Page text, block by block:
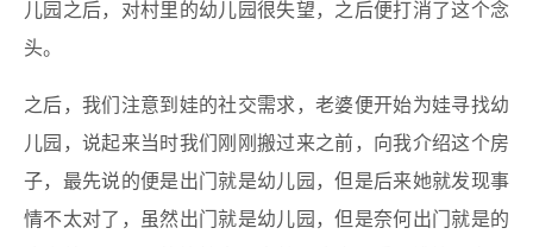
儿园之后，对村里的幼儿园很失望，之后便打消了这个念
头。
之后，我们注意到娃的社交需求，老婆便开始为娃寻找幼
儿园，说起来当时我们刚刚搬过来之前，向我介绍这个房
子，最先说的便是出门就是幼儿园，但是后来她就发现事
情不太对了，虽然出门就是幼儿园，但是奈何出门就是的